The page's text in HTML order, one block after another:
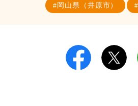
岡山県（井原市）